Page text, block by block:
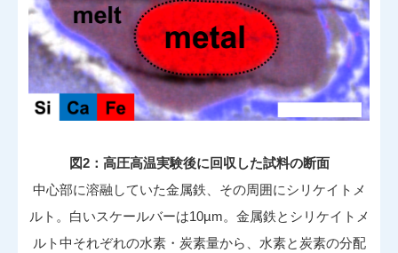
図2：高圧高温実験後に回収した試料の断面
中心部に溶融していた金属鉄、その周囲にシリケイトメ
ルト。白いスケールバーは10µm。金属鉄とシリケイトメ
ルト中それぞれの水素・炭素量から、水素と炭素の分配